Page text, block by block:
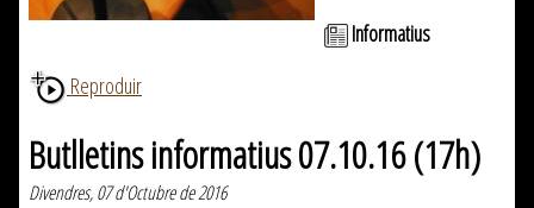
Informatius
Reproduir
Butlletins informatius 07.10.16 (17h)
Divendres, 07 d'Octubre de 2016